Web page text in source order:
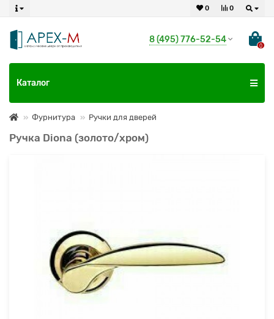
0
0
8 (495) 776-52-54
0
Каталог
Фурнитура Ручки для дверей
Ручка Diona (золото/хром)